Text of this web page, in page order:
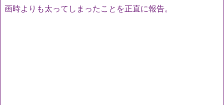
画時よりも太ってしまったことを正直に報告。